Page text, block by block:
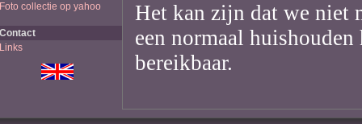
Foto collectie op yahoo
Contact
Links
Het kan zijn dat we niet
een normaal
bereikbaar.